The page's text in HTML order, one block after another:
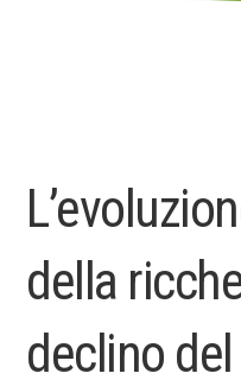
della
declino